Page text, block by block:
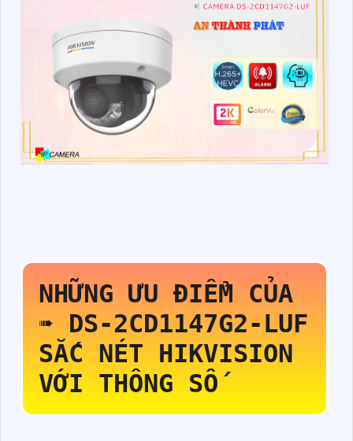
NHỮNG ƯU ĐIỂM CỦA
➠ DS-2CD1147G2-LUF
SẮC NÉT HIKVISION
VỚI THÔNG SỐ